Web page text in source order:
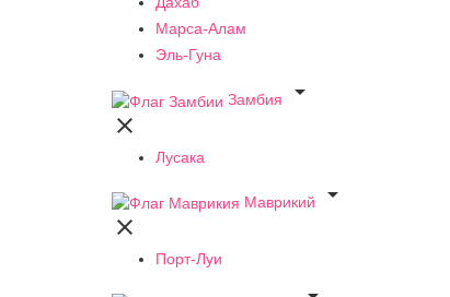
Марса-Алам
Эль-Гуна
Замбия


Лусака
Маврикий


Порт-Луи